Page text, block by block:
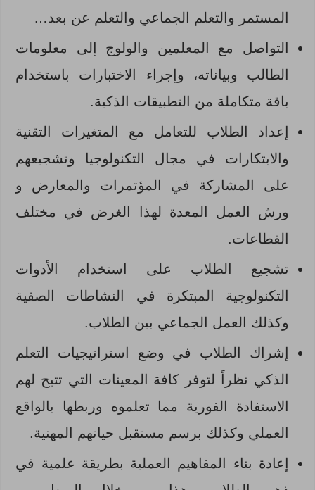
المستمر والتعلم الجماعي والتعلم عن بعد…
التواصل مع المعلمين والولوج إلى معلومات
الطالب وبياناته، وإجراء الاختبارات باستخدام
باقة متكاملة من التطبيقات الذكية.
إعداد الطلاب للتعامل مع المتغيرات التقنية
والابتكارات في مجال التكنولوجيا وتشجيعهم
على المشاركة في المؤتمرات والمعارض و
ورش العمل المعدة لهذا الغرض في مختلف
القطاعات.
تشجيع الطلاب على استخدام الأدوات
التكنولوجية المبتكرة في النشاطات الصفية
وكذلك العمل الجماعي بين الطلاب.
إشراك الطلاب في وضع استراتيجيات التعلم
الذكي نظراً لتوفر كافة المعينات التي تتيح لهم
الاستفادة الفورية مما تعلموه وربطها بالواقع
العملي وكذلك برسم مستقبل حياتهم المهنية.
إعادة بناء المفاهيم العملية بطريقة علمية في